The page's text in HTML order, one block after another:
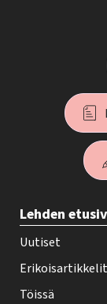
e
h
y
-
Lehden
Uutiset
Erikoisartikkelit
Töissä